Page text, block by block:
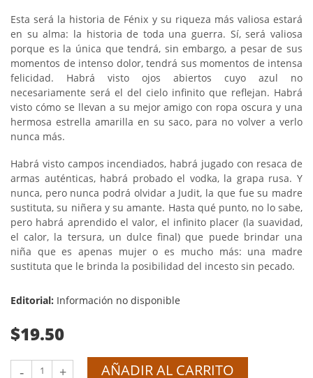
Esta será la historia de Fénix y su riqueza más valiosa estará
en su alma: la historia de toda una guerra. Sí, será valiosa
porque es la única que tendrá, sin embargo, a pesar de sus
momentos de intenso dolor, tendrá sus momentos de intensa
felicidad. Habrá visto ojos abiertos cuyo azul no
necesariamente será el del cielo infinito que reflejan. Habrá
visto cómo se llevan a su mejor amigo con ropa oscura y una
hermosa estrella amarilla en su saco, para no volver a verlo
nunca más.
Habrá visto campos incendiados, habrá jugado con resaca de
armas auténticas, habrá probado el vodka, la grapa rusa. Y
nunca, pero nunca podrá olvidar a Judit, la que fue su madre
sustituta, su niñera y su amante. Hasta qué punto, no lo sabe,
pero habrá aprendido el valor, el infinito placer (la suavidad,
el calor, la tersura, un dulce final) que puede brindar una
niña que es apenas mujer o es mucho más: una madre
sustituta que le brinda la posibilidad del incesto sin pecado.
Editorial: Información no disponible
$19.50
- + AÑADIR AL CARRITO